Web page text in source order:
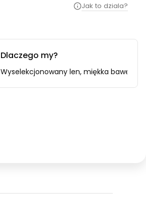
Jak to dziala?
Dlaczego my?
Wyselekcjonowany len, miękka